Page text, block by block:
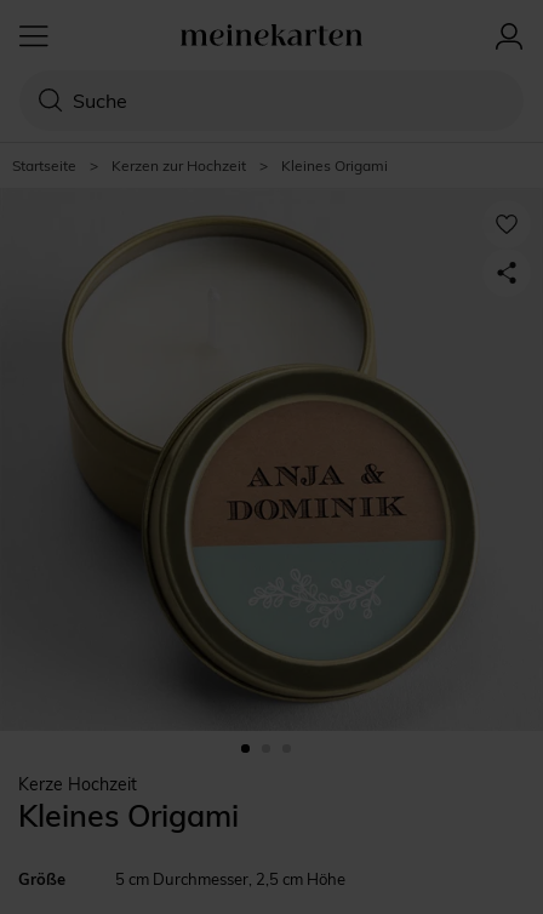
Startseite > Kerzen zur Hochzeit > Kleines Origami
Kerze Hochzeit
Kleines Origami
Größe 5 cm Durchmesser, 2,5 cm Höhe